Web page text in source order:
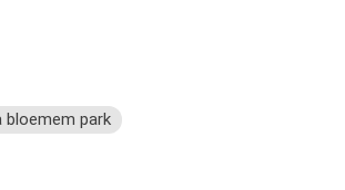
bloemem park